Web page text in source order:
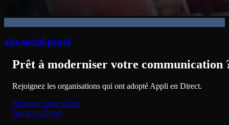
ads-social-proof
Prêt à moderniser votre communication
Rejoignez les organisations qui ont adopté Appli en Direct.
Réservez votre démo
Appli en Direct